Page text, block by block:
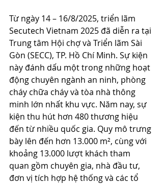
Từ ngày 14 – 16/8/2025, triển lãm
Secutech Vietnam 2025 đã diễn ra tại
Trung tâm Hội chợ và Triển lãm Sài
Gòn (SECC), TP. Hồ Chí Minh. Sự kiện
này đánh dấu một trong những hoạt
động chuyên ngành an ninh, phòng
cháy chữa cháy và tòa nhà thông
minh lớn nhất khu vực. Năm nay, sự
kiện thu hút hơn 480 thương hiệu
đến từ nhiều quốc gia. Quy mô trưng
bày lên đến hơn 13.000 m², cùng với
khoảng 13.000 lượt khách tham
quan gồm chuyên gia, nhà đầu tư,
đơn vị tích hợp hệ thống và các tổ